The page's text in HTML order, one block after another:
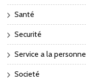
Santé
Securité
Service a la personne
Societé